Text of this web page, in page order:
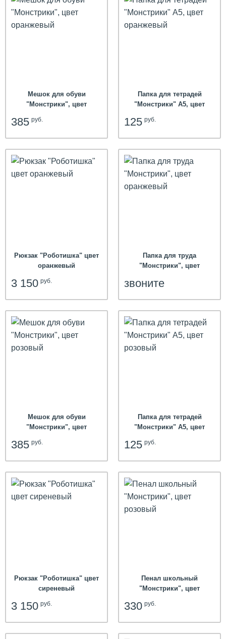
Мешок для обуви
"Монстрики", цвет
385руб.
Папка для тетрадей
"Монстрики" А5, цвет
125руб.
Рюкзак "Роботишка" цвет
оранжевый
3 150руб.
Папка для труда
"Монстрики", цвет
звоните
Мешок для обуви
"Монстрики", цвет
385руб.
Папка для тетрадей
"Монстрики" А5, цвет
125руб.
Рюкзак "Роботишка" цвет
сиреневый
3 150руб.
Пенал школьный
"Монстрики", цвет
330руб.